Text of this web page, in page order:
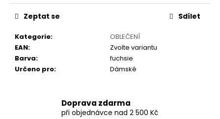
Kategorie:
OBLEČENÍ
EAN:
Zvolte variantu
Barva:
fuchsie
Určeno pro: Dámské
Zeptat se Sdílet
Doprava zdarma
při objednávce nad 2 500 Kč